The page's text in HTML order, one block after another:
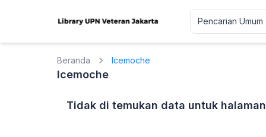
Beranda Icemoche
Icemoche
Tidak di temukan data untuk